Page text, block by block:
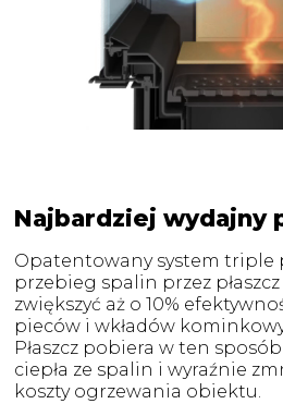
Najbardziej wydajny
Opatentowany system triple
przebieg spalin przez
zwiększyć aż o 10%
pieców i wkładów
Płaszcz pobiera w ten
ciepła ze spalin i wyraźnie
koszty ogrzewania obiektu.